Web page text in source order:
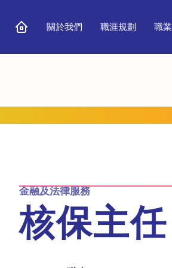
關於我們 職涯規劃 職業
金融及法律服務
核保主任